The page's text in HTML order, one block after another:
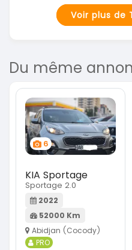
Voir plus de
Du même
6
KIA Sportage
Sportage 2.0
2022
52000 Km
Abidjan (Cocody)
PRO